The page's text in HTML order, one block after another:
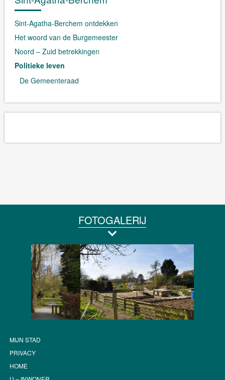
Sint-Agatha-Berchem ontdekken
Het woord van de Burgemeester
Noord – Zuid betrekkingen
Politieke leven
De Gemeenteraad
FOTOGALERIJ
MIJN STAD
PRIVACY
HOME